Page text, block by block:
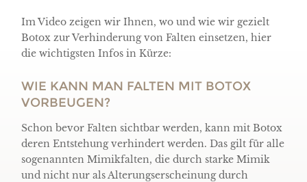
Im Video zeigen wir Ihnen, wo und wie wir gezielt
Botox zur Verhinderung von Falten einsetzen, hier
die wichtigsten Infos in Kürze:
WIE KANN MAN FALTEN MIT BOTOX
VORBEUGEN?
Schon bevor Falten sichtbar werden, kann mit Botox
deren Entstehung verhindert werden. Das gilt für alle
sogenannten Mimikfalten, die durch starke Mimik
und nicht nur als Alterungserscheinung durch